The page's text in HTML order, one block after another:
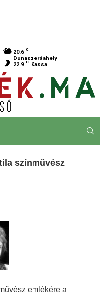
20.6 C
Dunaszerdahely
22.9 C Kassa
színművész
emlékére a